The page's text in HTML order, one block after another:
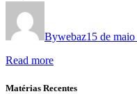
Bywebaz15 de
Read more
Matérias Recentes